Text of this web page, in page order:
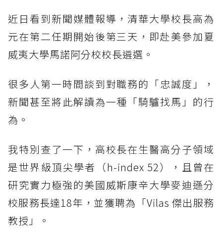
近日看到新聞媒體報導，清華大學校長高為
元在第二任期開始後第三天，即赴美參加夏
威夷大學馬諾阿分校校長遴選。
很多人第一時間談到對職務的「忠誠度」，
新聞甚至將此解讀為一種「騎驢找馬」的行
為。
我特別查了一下，高校長在生醫高分子領域
是世界級頂尖學者（h-index 52），且曾在
研究實力極強的美國威斯康辛大學麥迪遜分
校服務長達18年，並獲聘為「Vilas 傑出服務
教授」。